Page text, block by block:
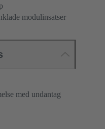
modulinsatser
med undantag